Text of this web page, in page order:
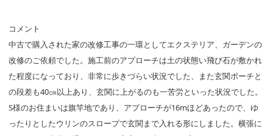
コメント
中古で購入された家の改修工事の一環としてエクステリア、ガーデンの
改修のご依頼でした。施工前のアプローチは土の状態い飛び石が敷かれ
た程度になっており、非常に歩きづらい状況でした、また玄関ポーチと
の段差も40㎝以上あり、玄関に上がるのも一苦労といった状況でした。
S様のお住まいは旗竿地であり、アプローチが16mほどあったので、ゆ
ったりとしたウリンのスロープで玄関まで入れる形にしました。横張に